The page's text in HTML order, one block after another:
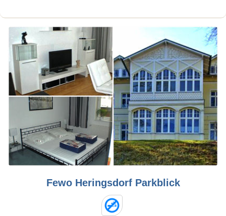
Fewo Heringsdorf Parkblick